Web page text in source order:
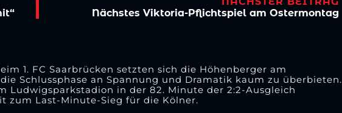
Nächstes Viktoria-Pflichtspiel am Ostermontag
1. FC Saarbrücken setzten sich die Höhenberger am
Schlussphase an Spannung und Dramatik kaum zu überbieten.
Ludwigsparkstadion in der 82. Minute der 2:2-Ausgleich
zum Last-Minute-Sieg für die Kölner.